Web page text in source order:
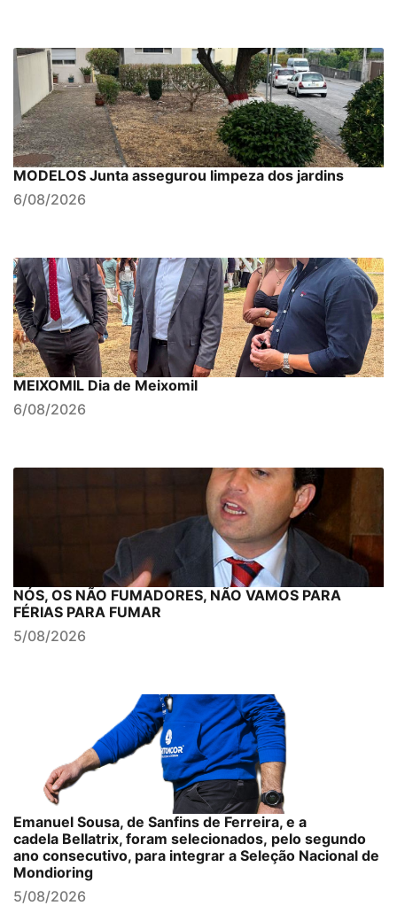
MODELOS Junta assegurou limpeza dos jardins
6/08/2026
MEIXOMIL Dia de Meixomil
6/08/2026
NÓS, OS NÃO FUMADORES, NÃO VAMOS PARA
FÉRIAS PARA FUMAR
5/08/2026
Emanuel Sousa, de Sanfins de Ferreira, e a
cadela Bellatrix, foram selecionados, pelo segundo
ano consecutivo, para integrar a Seleção Nacional de
Mondioring
5/08/2026